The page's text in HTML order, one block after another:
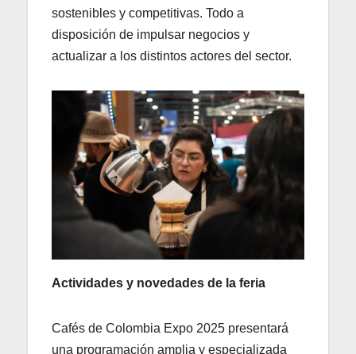
sostenibles y competitivas. Todo a
disposición de impulsar negocios y
actualizar a los distintos actores del sector.
Actividades y novedades de la feria
Cafés de Colombia Expo 2025 presentará
una programación amplia y especializada